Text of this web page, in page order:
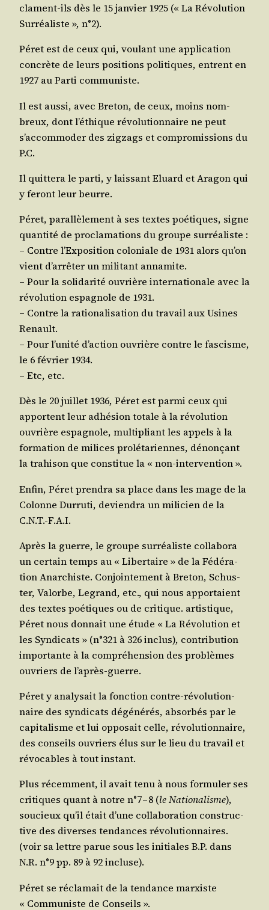
clament-ils dès le 15 jan­vier 1925 (« La Révo­lu­tion
Sur­réa­liste », n°2).
Péret est de ceux qui, vou­lant une appli­ca­tion
concrète de leurs posi­tions poli­tiques, entrent en
1927 au Par­ti communiste.
Il est aus­si, avec Bre­ton, de ceux, moins nom­
breux, dont l’éthique révo­lu­tion­naire ne peut
s’accommoder des zig­zags et com­pro­mis­sions du
P.C.
Il quit­te­ra le par­ti, y lais­sant Eluard et Ara­gon qui
y feront leur beurre.
Péret, paral­lè­le­ment à ses textes poé­tiques, signe
quan­ti­té de pro­cla­ma­tions du groupe surréaliste :
– Contre l’Exposition colo­niale de 1931 alors qu’on
vient d’arrêter un mili­tant annamite.
– Pour la soli­da­ri­té ouvrière inter­na­tio­nale avec la
révo­lu­tion espa­gnole de 1931.
– Contre la ratio­na­li­sa­tion du tra­vail aux Usines
Renault.
– Pour l’unité d’action ouvrière contre le fas­cisme,
le 6 février 1934.
– Etc, etc.
Dès le 20 juillet 1936, Péret est par­mi ceux qui
apportent leur adhé­sion totale à la révo­lu­tion
ouvrière espa­gnole, mul­ti­pliant les appels à la
for­ma­tion de milices pro­lé­ta­riennes, dénon­çant
la tra­hi­son que consti­tue la « non-intervention ».
Enfin, Péret pren­dra sa place dans les mage de la
Colonne Dur­ru­ti, devien­dra un mili­cien de la
C.N.T.-F.A.I.
Après la guerre, le groupe sur­réa­liste col­la­bo­ra
un cer­tain temps au « Liber­taire » de la Fédé­ra­
tion Anar­chiste. Conjoin­te­ment à Bre­ton, Schus­
ter, Valorbe, Legrand, etc., qui nous appor­taient
des textes poé­tiques ou de cri­tique. artis­tique,
Péret nous don­nait une étude « La Révo­lu­tion et
les Syn­di­cats » (n°321 à 326 inclus), contri­bu­tion
impor­tante à la com­pré­hen­sion des pro­blèmes
ouvriers de l’après-guerre.
Péret y ana­ly­sait la fonc­tion contre-révo­lu­tion­
naire des syn­di­cats dégé­né­rés, absor­bés par le
capi­ta­lisme et lui oppo­sait celle, révo­lu­tion­naire,
des conseils ouvriers élus sur le lieu du tra­vail et
révo­cables à tout instant.
Plus récem­ment, il avait tenu à nous for­mu­ler ses
cri­tiques quant à notre n°7 – 8 (le Natio­na­lisme),
sou­cieux qu’il était d’une col­la­bo­ra­tion construc­
tive des diverses ten­dances révo­lu­tion­naires.
(voir sa lettre parue sous les ini­tiales B.P. dans
N.R. n°9 pp. 89 à 92 incluse).
Péret se récla­mait de la ten­dance mar­xiste
« Com­mu­niste de Conseils ».